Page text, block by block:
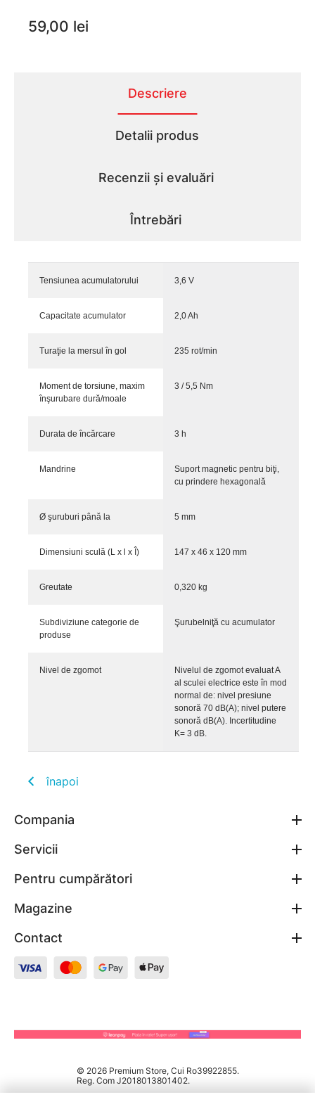
59,00 lei
Descriere
Detalii produs
Recenzii și evaluări
Întrebări
Tensiunea acumulatorului 3,6 V
Capacitate acumulator 2,0 Ah
Turaţie la mersul în gol 235 rot/min
Moment de torsiune, maxim
înşurubare dură/moale
3 / 5,5 Nm
Durata de încărcare 3 h
Mandrine
Suport magnetic pentru biţi,
cu prindere hexagonală
Ø şuruburi până la 5 mm
Dimensiuni sculă (L x l x Î) 147 x 46 x 120 mm
Greutate 0,320 kg
Subdiviziune categorie de
produse
Şurubelniţă cu acumulator
Nivel de zgomot
Nivelul de zgomot evaluat A
al sculei electrice este în mod
normal de: nivel presiune
sonoră 70 dB(A); nivel putere
sonoră dB(A). Incertitudine
K= 3 dB.
înapoi
Compania
Servicii
Pentru cumpărători
Magazine
Contact
© 2026 Premium Store, Cui Ro39922855.
Reg. Com J2018013801402.